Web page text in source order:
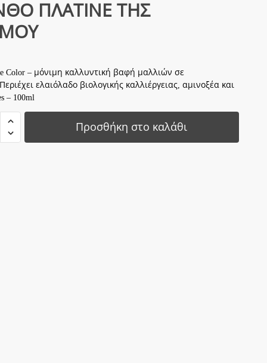
ΠΛΑΤΙΝΕ ΤΗΣ
Color – μόνιμη καλλυντική βαφή μαλλιών σε
ελαιόλαδο βιολογικής καλλιέργειας, αμινοξέα και
– 100ml
Προσθήκη στο καλάθι